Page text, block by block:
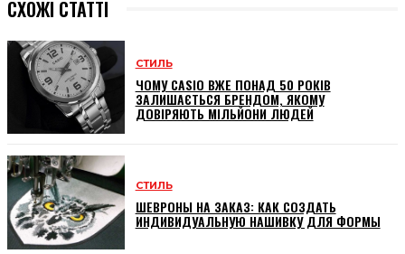
СХОЖІ СТАТТІ
СТИЛЬ
ЧОМУ CASIO ВЖЕ ПОНАД 50 РОКІВ
ЗАЛИШАЄТЬСЯ БРЕНДОМ, ЯКОМУ
ДОВІРЯЮТЬ МІЛЬЙОНИ ЛЮДЕЙ
СТИЛЬ
ШЕВРОНЫ НА ЗАКАЗ: КАК СОЗДАТЬ
ИНДИВИДУАЛЬНУЮ НАШИВКУ ДЛЯ ФОРМЫ